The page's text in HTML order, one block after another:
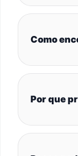
Como
Por que